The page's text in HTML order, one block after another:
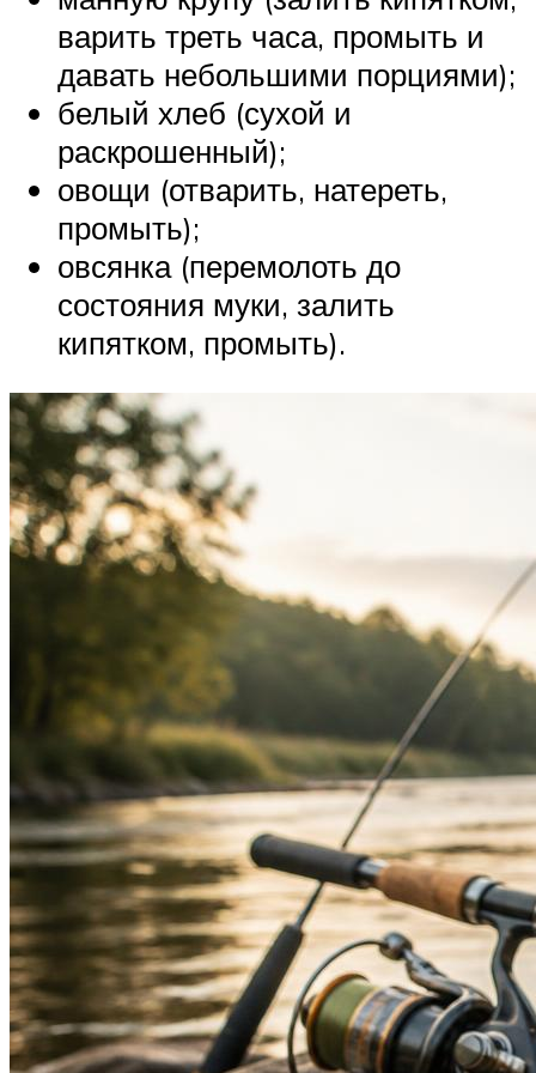
варить треть часа, промыть и
давать небольшими порциями);
белый хлеб (сухой и
раскрошенный);
овощи (отварить, натереть,
промыть);
овсянка (перемолоть до
состояния муки, залить
кипятком, промыть).